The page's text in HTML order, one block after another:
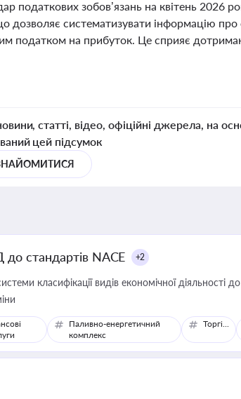
податкових зобов’язань на квітень 2026
дозволяє систематизувати інформацію
податком на прибуток. Це сприяє
статті, відео, офіційні джерела, на
цей підсумок
до стандартів NACE +2
класифікації видів економічної діяльності
Паливно-енергетичний
комплекс
Торгівля